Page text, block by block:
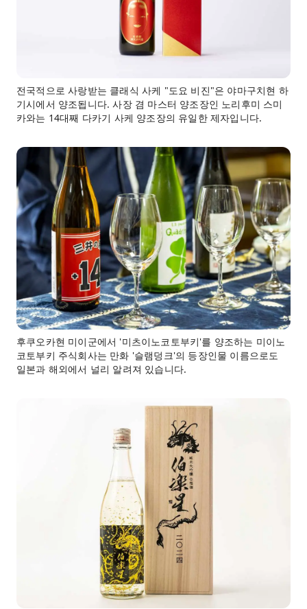
전국적으로 사랑받는 클래식 사케 "도요 비진"은 야마구치현 하
기시에서 양조됩니다. 사장 겸 마스터 양조장인 노리후미 스미
카와는 14대째 다카기 사케 양조장의 유일한 제자입니다.
후쿠오카현 미이군에서 '미츠이노코토부키'를 양조하는 미이노
코토부키 주식회사는 만화 '슬램덩크'의 등장인물 이름으로도
일본과 해외에서 널리 알려져 있습니다.